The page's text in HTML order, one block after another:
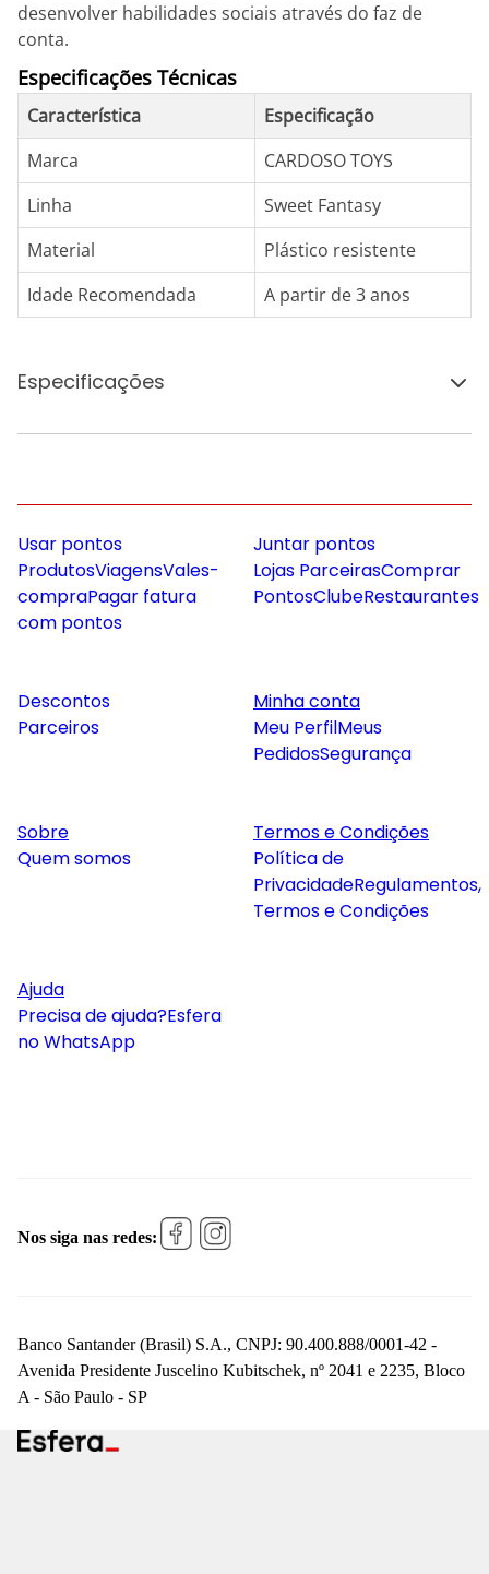
desenvolver habilidades sociais através do faz de
conta.
Especificações Técnicas
Característica
Especificação
Marca
CARDOSO TOYS
Linha
Sweet Fantasy
Material
Plástico resistente
Idade Recomendada
A partir de 3 anos
Especificações
Usar pontos
ProdutosViagensVales-
compraPagar fatura
com pontos
Juntar pontos
Lojas ParceirasComprar
PontosClubeRestaurantes
Descontos
Parceiros
Minha conta
Meu PerfilMeus
PedidosSegurança
Sobre
Quem somos
Termos e Condições
Política de
PrivacidadeRegulamentos,
Termos e Condições
Ajuda
Precisa de ajuda?Esfera
no WhatsApp
Nos siga nas redes:
Banco Santander (Brasil) S.A., CNPJ: 90.400.888/0001-42 -
Avenida Presidente Juscelino Kubitschek, nº 2041 e 2235, Bloco
A - São Paulo - SP